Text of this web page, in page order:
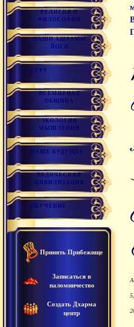
РЕЛИГИЯ И
ФИЛОСОФИЯ
НАШИ АШРАМЫ
ЙОГИ
ГУРУ
ВСЕМИРНАЯ
ОБЩИНА
ЭКОЛОГИЯ
МЫШЛЕНИЯ
НАШЕ БУДУЩЕЕ
ВЕДИЧЕСКАЯ
ЦИВИЛИЗАЦИЯ
ОБУЧЕНИЕ
Принять Прибежище
Записаться в
паломничество
Создать Дхарма
центр
5,